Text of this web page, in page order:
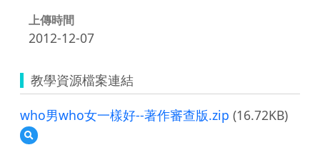
上傳時間
2012-12-07
教學資源檔案連結
who男who女一樣好--著作審查版.zip (16.72KB)
預
覽